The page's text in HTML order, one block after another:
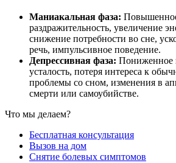
Маниакальная фаза:
раздражительность, увеличение
снижение потребности во сне,
речь, импульсивное поведение.
Депрессивная фаза: Пониженное
усталость, потеря интереса к
проблемы со сном, изменения в
смерти или самоубийстве.
Что мы делаем?
Бесплатная консультация
Вызов на дом
Снятие болевых симптомов